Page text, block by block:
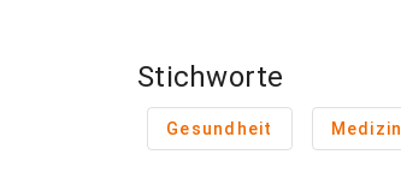
Stichworte
Gesundheit Medizin